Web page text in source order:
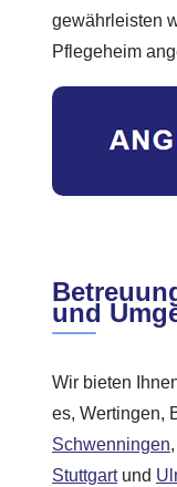
gewährleisten
Pflegeheim
und
Wir bieten
es, Wertingen,
Schwenningen
Stuttgartund